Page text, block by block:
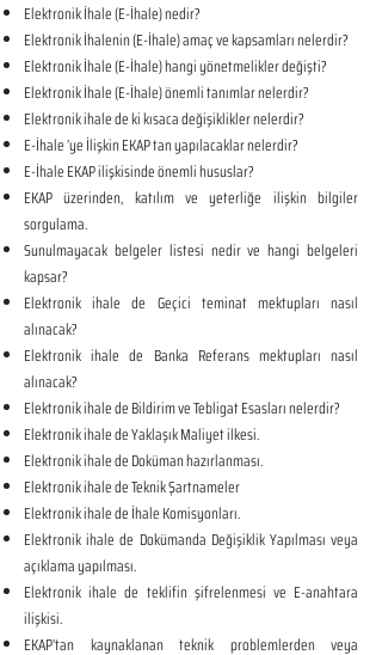
Elektronik İhale (E-İhale) nedir?
Elektronik İhalenin (E-İhale) amaç ve kapsamları nelerdir?
Elektronik İhale (E-İhale) hangi yönetmelikler değişti?
Elektronik İhale (E-İhale) önemli tanımlar nelerdir?
Elektronik ihale de ki kısaca değişiklikler nelerdir?
E-İhale ’ye İlişkin EKAP tan yapılacaklar nelerdir?
E-İhale EKAP ilişkisinde önemli hususlar?
EKAP üzerinden, katılım ve yeterliğe ilişkin bilgiler
sorgulama.
Sunulmayacak belgeler listesi nedir ve hangi belgeleri
kapsar?
Elektronik ihale de Geçici teminat mektupları nasıl
alınacak?
Elektronik ihale de Banka Referans mektupları nasıl
alınacak?
Elektronik ihale de Bildirim ve Tebligat Esasları nelerdir?
Elektronik ihale de Yaklaşık Maliyet ilkesi.
Elektronik ihale de Doküman hazırlanması.
Elektronik ihale de Teknik Şartnameler
Elektronik ihale de İhale Komisyonları.
Elektronik ihale de Dokümanda Değişiklik Yapılması veya
açıklama yapılması.
Elektronik ihale de teklifin şifrelenmesi ve E-anahtara
ilişkisi.
EKAP’tan kaynaklanan teknik problemlerden veya